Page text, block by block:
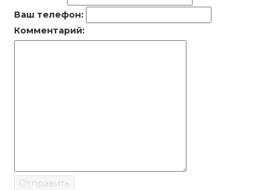
Ваш телефон:
Комментарий:
Отправить